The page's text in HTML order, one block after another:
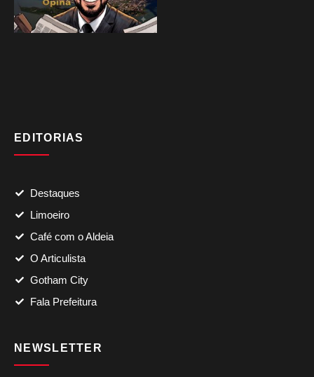
EDITORIAS
Destaques
Limoeiro
Café com o Aldeia
O Articulista
Gotham City
Fala Prefeitura
NEWSLETTER